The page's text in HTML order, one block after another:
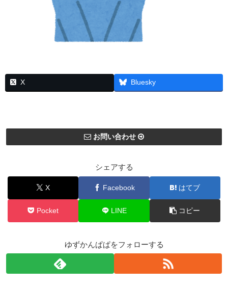
X Bluesky
お問い合わせ
シェアする
X Facebook はてブ
Pocket LINE コピー
ゆずかんぱぱをフォローする